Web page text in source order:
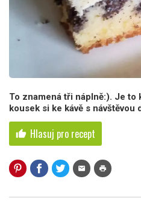
To znamená tři náplně:). Je to
kousek si ke kávě s návštěvou
thumb_up Hlasuj pro recept
mail print